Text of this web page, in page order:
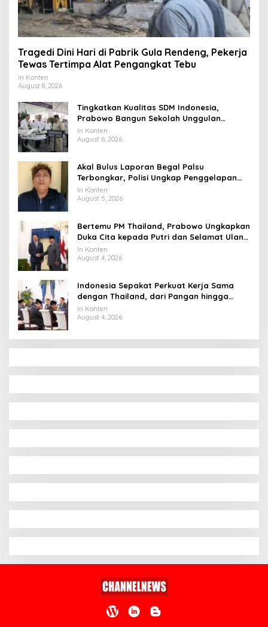
Tragedi Dini Hari di Pabrik Gula Rendeng, Pekerja
Tewas Tertimpa Alat Pengangkat Tebu
In Konten
August 8, 2026
Tingkatkan Kualitas SDM Indonesia,
Prabowo Bangun Sekolah Unggulan
hingga Undang Universitas Terbaik Dunia
In Konten
August 6, 2026
Akal Bulus Laporan Begal Palsu
Terbongkar, Polisi Ungkap Penggelapan
Uang Perusahaan untuk Crypto
In Konten
August 5, 2026
Bertemu PM Thailand, Prabowo Ungkapkan
Duka Cita kepada Putri dan Selamat Ulang
Tahun ke Raja Thailand
In Konten
August 4, 2026
Indonesia Sepakat Perkuat Kerja Sama
dengan Thailand, dari Pangan hingga
Ekonomi Digital
In Konten
August 4, 2026